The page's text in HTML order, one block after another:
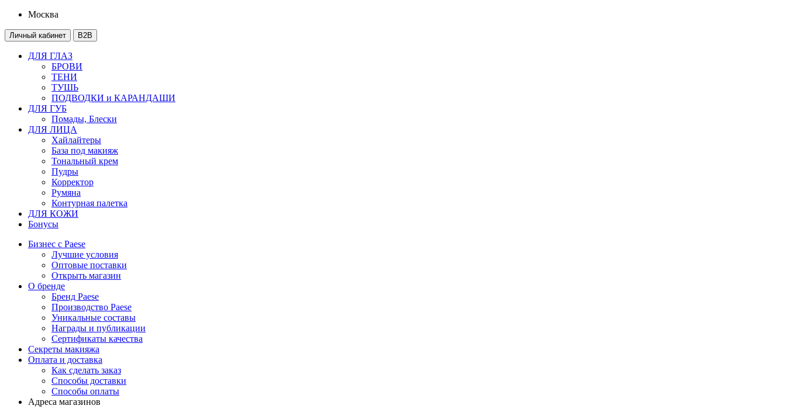
Москва
Личный кабинет B2B
ДЛЯ ГЛАЗ
БРОВИ
ТЕНИ
ТУШЬ
ПОДВОДКИ и КАРАНДАШИ
ДЛЯ ГУБ
Помады, Блески
ДЛЯ ЛИЦА
Хайлайтеры
База под макияж
Тональный крем
Пудры
Корректор
Румяна
Контурная палетка
ДЛЯ КОЖИ
Бонусы
Бизнес с Paese
Лучшие условия
Оптовые поставки
Открыть магазин
О бренде
Бренд Paese
Производство Paese
Уникальные составы
Награды и публикации
Сертификаты качества
Секреты макияжа
Оплата и доставка
Как сделать заказ
Способы доставки
Способы оплаты
Адреса магазинов